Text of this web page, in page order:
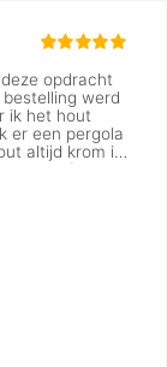
opdracht
werd
ik het hout
er een pergola
altijd krom is,
of ze